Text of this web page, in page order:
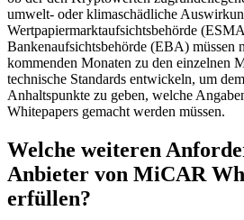
umwelt- oder klimaschädliche
Wertpapiermarktaufsichtsbehörde
Bankenaufsichtsbehörde (EBA) müssen
kommenden Monaten zu den einzelnen
technische Standards entwickeln, um
Anhaltspunkte zu geben, welche
Whitepapers gemacht werden müssen.
Welche weiteren
Anbieter von MiCAR
erfüllen?